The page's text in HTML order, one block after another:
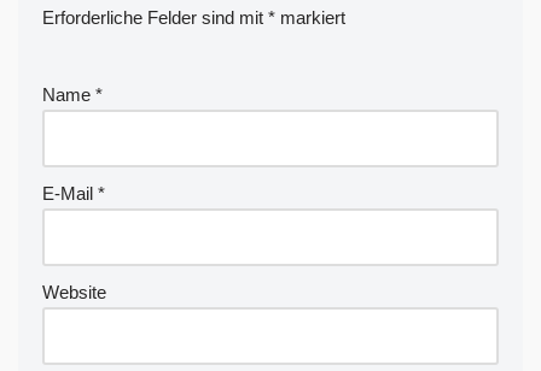
Erforderliche Felder sind mit * markiert
Name *
E-Mail *
Website
lt
n
ti
v